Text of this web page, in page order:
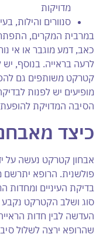
מדויקות
סנוורים והילות,
במרבית המקרים,
כאב, דמע מוגבר או אי
לרעה בראייה. בנוסף,
קטרקט משותפים גם
מופיעים יש לפנות
הסיבה המדויקת
כיצד
אבחון קטרקט נעשה על
פולשנית. הרופא יתרשם
בדיקת העיניים ומחדות
סוג ושלב הקטרקט נקבע
העדשה לבין חדות
שהרופא ירצה לשלול